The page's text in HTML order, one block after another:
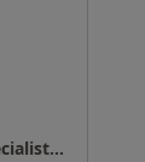
Amantea - Gruppo Citrigno Diagnostica e Specialistica